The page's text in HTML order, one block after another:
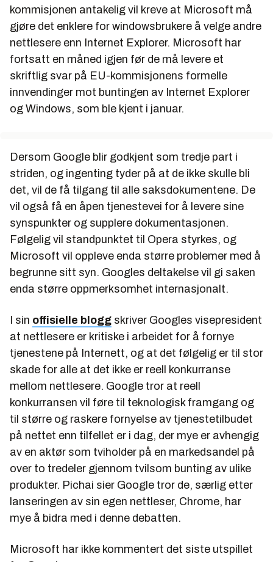
kommisjonen antakelig vil kreve at Microsoft må
gjøre det enklere for windowsbrukere å velge andre
nettlesere enn Internet Explorer. Microsoft har
fortsatt en måned igjen før de må levere et
skriftlig svar på EU-kommisjonens formelle
innvendinger mot buntingen av Internet Explorer
og Windows, som ble kjent i januar.
Dersom Google blir godkjent som tredje part i
striden, og ingenting tyder på at de ikke skulle bli
det, vil de få tilgang til alle saksdokumentene. De
vil også få en åpen tjenestevei for å levere sine
synspunkter og supplere dokumentasjonen.
Følgelig vil standpunktet til Opera styrkes, og
Microsoft vil oppleve enda større problemer med å
begrunne sitt syn. Googles deltakelse vil gi saken
enda større oppmerksomhet internasjonalt.
I sin offisielle blogg skriver Googles visepresident
at nettlesere er kritiske i arbeidet for å fornye
tjenestene på Internett, og at det følgelig er til stor
skade for alle at det ikke er reell konkurranse
mellom nettlesere. Google tror at reell
konkurransen vil føre til teknologisk framgang og
til større og raskere fornyelse av tjenestetilbudet
på nettet enn tilfellet er i dag, der mye er avhengig
av en aktør som tviholder på en markedsandel på
over to tredeler gjennom tvilsom bunting av ulike
produkter. Pichai sier Google tror de, særlig etter
lanseringen av sin egen nettleser, Chrome, har
mye å bidra med i denne debatten.
Microsoft har ikke kommentert det siste utspillet